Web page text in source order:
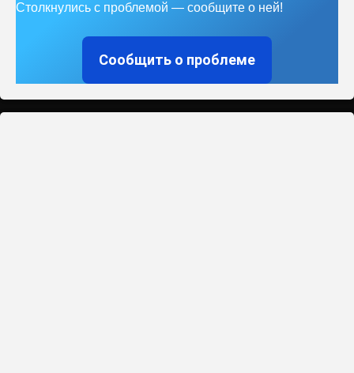
Столкнулись с проблемой — сообщите о ней!
Сообщить о проблеме